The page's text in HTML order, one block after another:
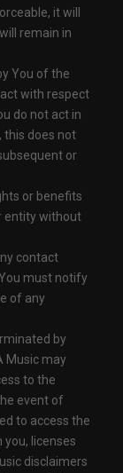
it will
remain in
You of the
with respect
do not act in
this does not
or
or benefits
entity without
contact
must notify
of any
by
Music may
to the
event of
to access the
you, licenses
disclaimers